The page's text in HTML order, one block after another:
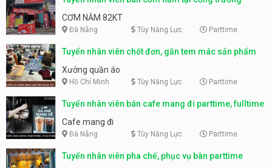
CƠM NẮM 82KT
Đà Nẵng Tùy Năng Lực Parttime
Tuyển nhân viên chốt đơn, gắn tem mác sản phẩm
Xưởng quần áo
Hồ Chí Minh Tùy Năng Lực Parttime
Tuyển nhân viên bán cafe mang đi parttime, fulltime
Cafe mang đi
Đà Nẵng Tùy Năng Lực Parttime
Tuyển nhân viên pha chế, phục vụ bàn parttime